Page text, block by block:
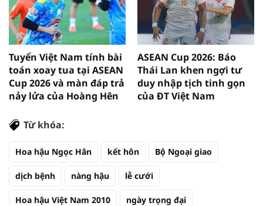
Tuyển Việt Nam tính bài
toán xoay tua tại ASEAN
Cup 2026 và màn đáp trả
nảy lửa của Hoàng Hên
ASEAN Cup 2026: Báo
Thái Lan khen ngợi tư
duy nhập tịch tinh gọn
của ĐT Việt Nam
Từ khóa:
Hoa hậu Ngọc Hân kết hôn Bộ Ngoại giao
dịch bệnh nàng hậu lễ cưới
Hoa hậu Việt Nam 2010 ngày trọng đại